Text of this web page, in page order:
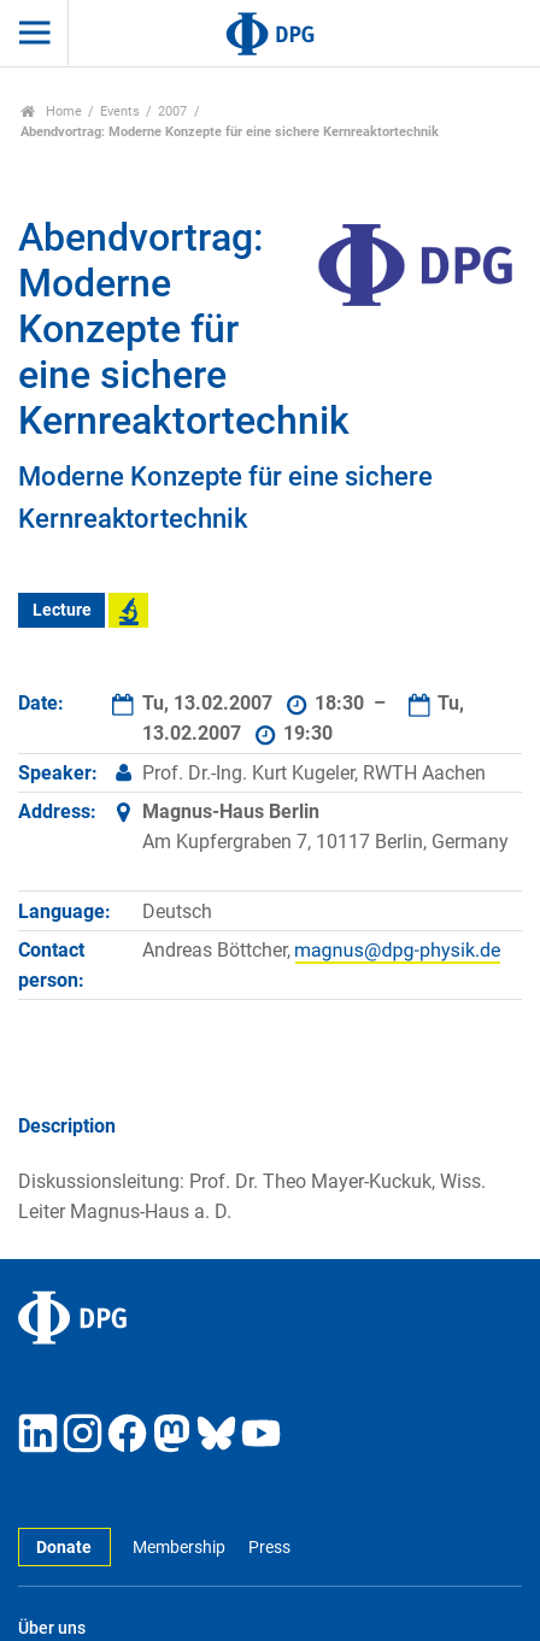
Home Events
2007
Abendvortrag: Moderne Konzepte für eine sichere Kernreaktortechnik
Abendvortrag:
Moderne
Konzepte für
eine sichere
Kernreaktortechnik
Moderne Konzepte für eine sichere
Kernreaktortechnik
Lecture
Date: Tu, 13.02.2007 18:30 –
Tu,
13.02.2007
19:30
Speaker:
Prof. Dr.-Ing. Kurt Kugeler, RWTH Aachen
Address:
Magnus-Haus Berlin
Am Kupfergraben 7, 10117 Berlin, Germany
Language:
Deutsch
Contact
person:
Andreas Böttcher,
Description
Diskussionsleitung: Prof. Dr. Theo Mayer-Kuckuk, Wiss.
Leiter Magnus-Haus a. D.
Donate Membership Press
Über uns